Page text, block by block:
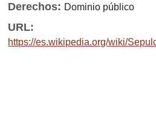
Derechos: Dominio público
URL:
https://es.wikipedia.org/wiki/